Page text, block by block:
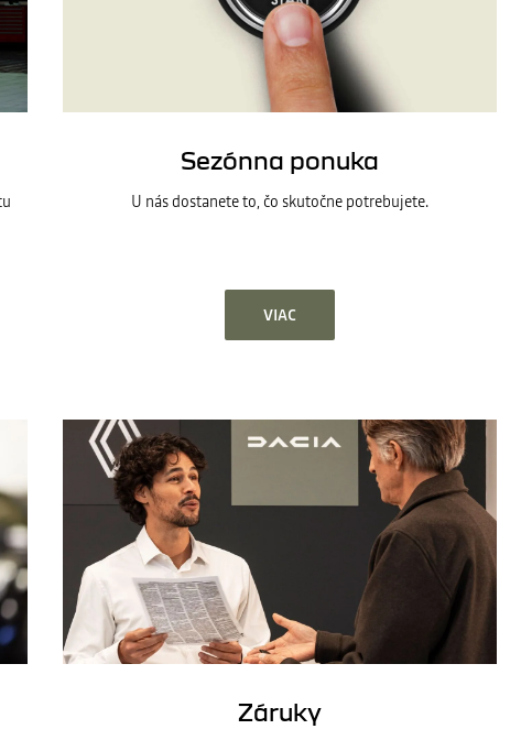
Sezónna ponuka
U nás dostanete to, čo skutočne potrebujete.
VIAC
Záruky